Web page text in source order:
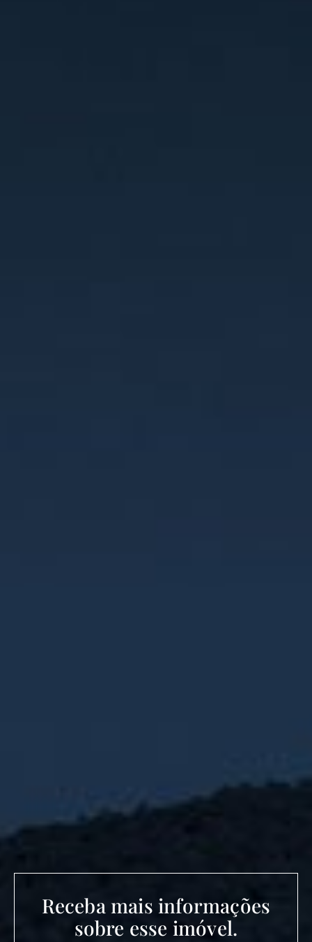
Receba mais informações
sobre esse imóvel.